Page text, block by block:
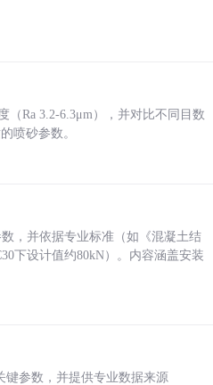
Ra 3.2-6.3μm），并对比不同目数
喷砂参数。
，并依据专业标准（如《混凝土结
下设计值约80kN）。内容涵盖安装
键参数，并提供专业数据来源